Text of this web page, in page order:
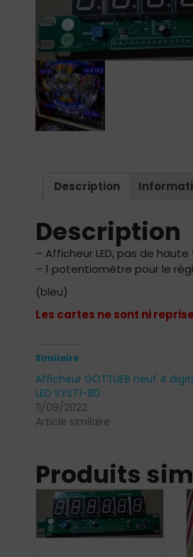
Description
Description
– Afficheur LED, pas de
– 1 potentiomètre pour le
(bleu)
Les cartes ne sont ni
Similaire
Afficheur GOTTLIEB neuf 4
LED SYST1-80
11/09/2022
Article similaire
Produits